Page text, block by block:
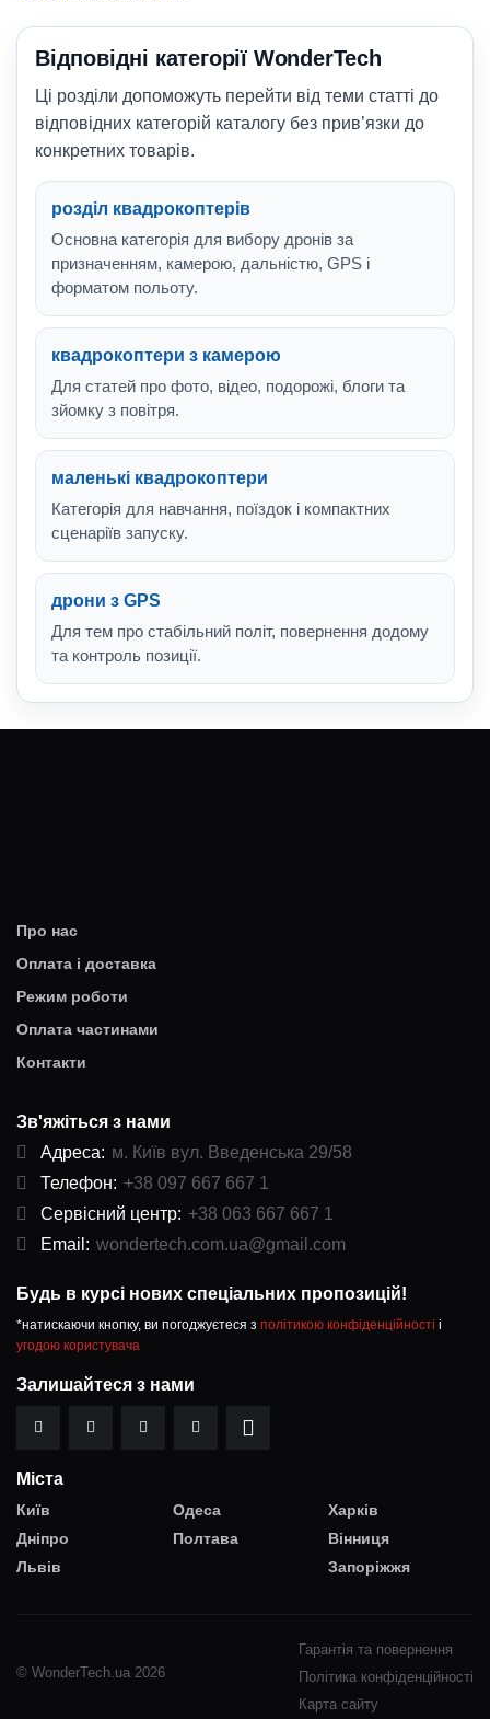
Відповідні категорії WonderTech
Ці розділи допоможуть перейти від теми статті до
відповідних категорій каталогу без прив’язки до
конкретних товарів.
розділ квадрокоптерів
Основна категорія для вибору дронів за
призначенням, камерою, дальністю, GPS і
форматом польоту.
квадрокоптери з камерою
Для статей про фото, відео, подорожі, блоги та
зйомку з повітря.
маленькі квадрокоптери
Категорія для навчання, поїздок і компактних
сценаріїв запуску.
дрони з GPS
Для тем про стабільний політ, повернення додому
та контроль позиції.
Про нас
Оплата і доставка
Режим роботи
Оплата частинами
Контакти
Зв'яжіться з нами
Адреса: м. Київ вул. Введенська 29/58
Телефон: +38 097 667 667 1
Сервісний центр: +38 063 667 667 1
Email: wondertech.com.ua@gmail.com
Будь в курсі нових спеціальних пропозицій!
*натискаючи кнопку, ви погоджуєтеся з політикою конфіденційності і
угодою користувача
Залишайтеся з нами
Міста
Київ Одеса
Харків
Дніпро
Полтава
Вінниця
Львів
Запоріжжя
© WonderTech.ua 2026
Гарантія та повернення
Політика конфіденційності
Карта сайту